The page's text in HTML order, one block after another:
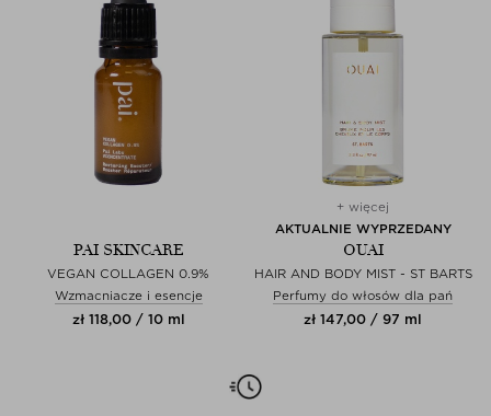
PAI SKINCARE
VEGAN COLLAGEN 0.9%
Wzmacniacze i esencje
zł 118,00 / 10 ml
+ więcej
AKTUALNIE WYPRZEDANY
OUAI
HAIR AND BODY MIST - ST BARTS
Perfumy do włosów dla pań
zł 147,00 / 97 ml